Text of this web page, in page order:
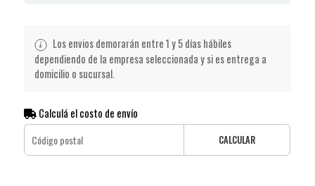
Los envios demorarán entre 1 y 5 días hábiles
dependiendo de la empresa seleccionada y si es entrega a
domicilio o sucursal.
Calculá el costo de envío
CALCULAR